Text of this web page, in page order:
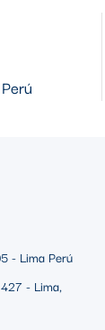
- Lima Perú
- Lima,